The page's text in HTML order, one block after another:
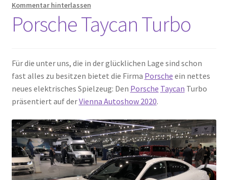
Impressum
Kommentar hinterlassen
Porsche Taycan Turbo
Für die unter uns, die in der glücklichen Lage sind schon
fast alles zu besitzen bietet die Firma Porsche ein nettes
neues elektrisches Spielzeug: Den Porsche Taycan Turbo
präsentiert auf derVienna Autoshow 2020.